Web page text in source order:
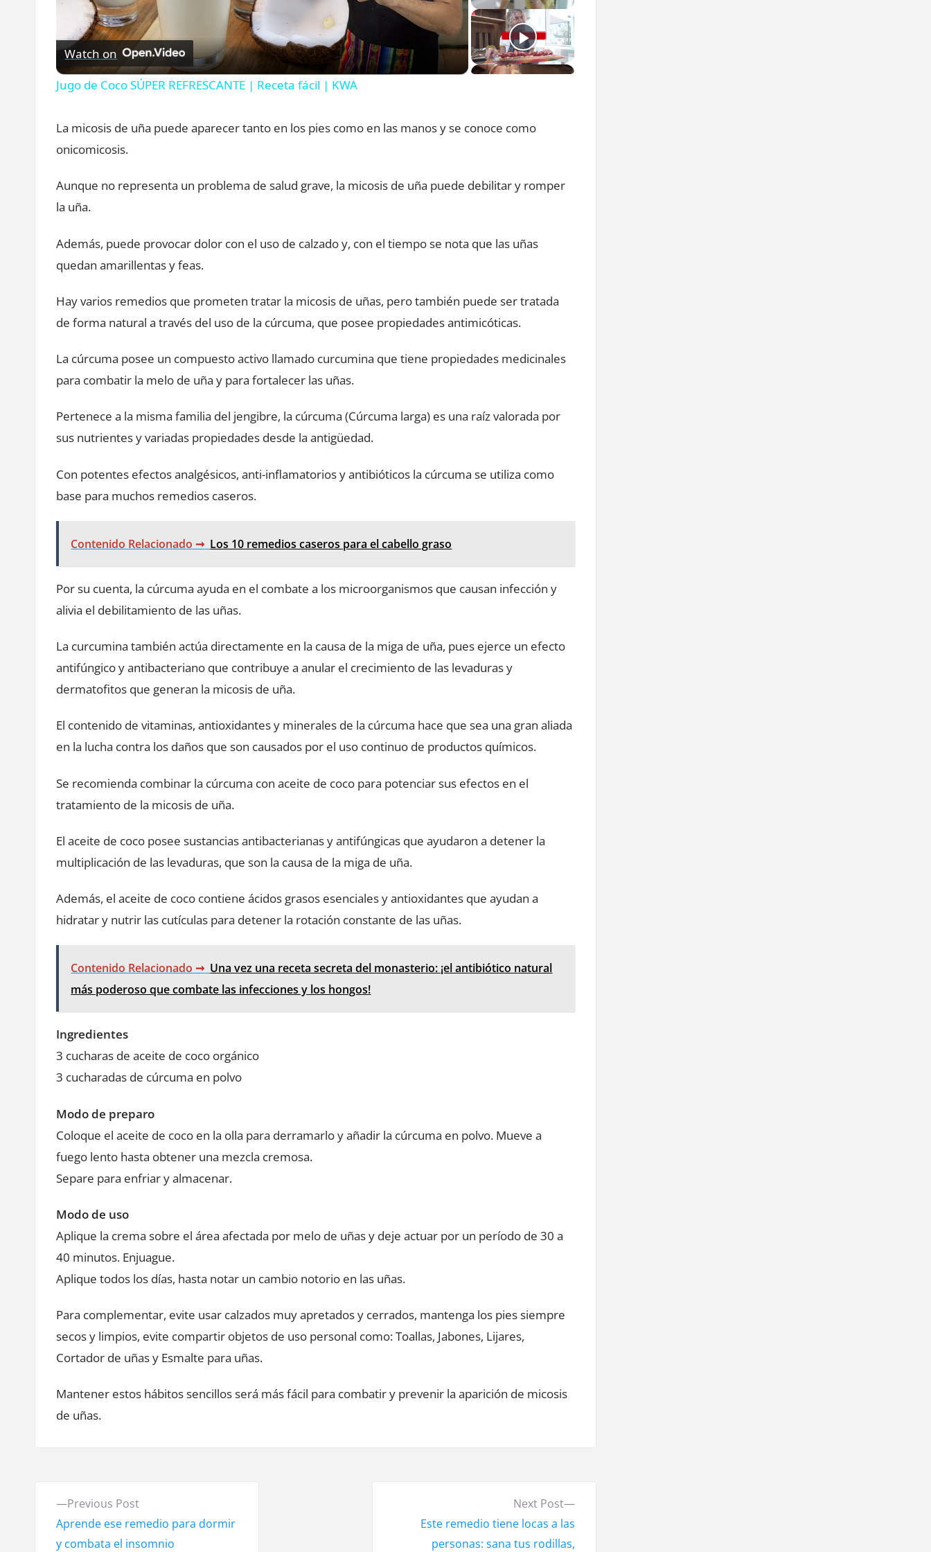
Video
Watch on
Jugo de Coco SÚPER REFRESCANTE | Receta fácil | KWA
La micosis de uña puede aparecer tanto en los pies como en las manos y se conoce como
onicomicosis.
Aunque no representa un problema de salud grave, la micosis de uña puede debilitar y romper
la uña.
Además, puede provocar dolor con el uso de calzado y, con el tiempo se nota que las uñas
quedan amarillentas y feas.
Hay varios remedios que prometen tratar la micosis de uñas, pero también puede ser tratada
de forma natural a través del uso de la cúrcuma, que posee propiedades antimicóticas.
La cúrcuma posee un compuesto activo llamado curcumina que tiene propiedades medicinales
para combatir la melo de uña y para fortalecer las uñas.
Pertenece a la misma familia del jengibre, la cúrcuma (Cúrcuma larga) es una raíz valorada por
sus nutrientes y variadas propiedades desde la antigüedad.
Con potentes efectos analgésicos, anti-inflamatorios y antibióticos la cúrcuma se utiliza como
base para muchos remedios caseros.
Contenido Relacionado ➞ Los 10 remedios caseros para el cabello graso
Por su cuenta, la cúrcuma ayuda en el combate a los microorganismos que causan infección y
alivia el debilitamiento de las uñas.
La curcumina también actúa directamente en la causa de la miga de uña, pues ejerce un efecto
antifúngico y antibacteriano que contribuye a anular el crecimiento de las levaduras y
dermatofitos que generan la micosis de uña.
El contenido de vitaminas, antioxidantes y minerales de la cúrcuma hace que sea una gran aliada
en la lucha contra los daños que son causados ​​por el uso continuo de productos químicos.
Se recomienda combinar la cúrcuma con aceite de coco para potenciar sus efectos en el
tratamiento de la micosis de uña.
El aceite de coco posee sustancias antibacterianas y antifúngicas que ayudaron a detener la
multiplicación de las levaduras, que son la causa de la miga de uña.
Además, el aceite de coco contiene ácidos grasos esenciales y antioxidantes que ayudan a
hidratar y nutrir las cutículas para detener la rotación constante de las uñas.
Contenido Relacionado ➞ Una vez una receta secreta del monasterio: ¡el antibiótico natural
más poderoso que combate las infecciones y los hongos!
Ingredientes
3 cucharas de aceite de coco orgánico
3 cucharadas de cúrcuma en polvo
Modo de preparo
Coloque el aceite de coco en la olla para derramarlo y añadir la cúrcuma en polvo. Mueve a
fuego lento hasta obtener una mezcla cremosa.
Separe para enfriar y almacenar.
Modo de uso
Aplique la crema sobre el área afectada por melo de uñas y deje actuar por un período de 30 a
40 minutos. Enjuague.
Aplique todos los días, hasta notar un cambio notorio en las uñas.
Para complementar, evite usar calzados muy apretados y cerrados, mantenga los pies siempre
secos y limpios, evite compartir objetos de uso personal como: Toallas, Jabones, Lijares,
Cortador de uñas y Esmalte para uñas.
Mantener estos hábitos sencillos será más fácil para combatir y prevenir la aparición de micosis
de uñas.
Previous PostP
r
e
Aprende ese remedio para dormir
y combata el insomnio
Next Post
N
e
x
Este remedio tiene locas a las
personas: sana tus rodillas,